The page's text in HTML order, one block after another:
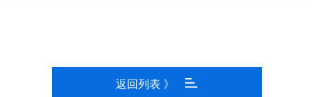
返回列表 》